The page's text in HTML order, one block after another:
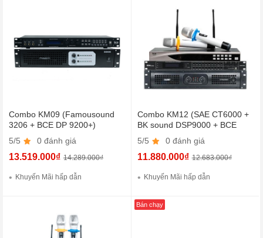
Combo KM09 (Famousound
3206 + BCE DP 9200+)
5/5
0 đánh giá
13.519.000₫ 14.289.000₫
Khuyến Mãi hấp dẫn
Combo KM12 (SAE CT6000 +
BK sound DSP9000 + BCE
5/5 0 đánh giá
11.880.000₫ 12.683.000₫
Khuyến Mãi hấp dẫn
Bán chạy